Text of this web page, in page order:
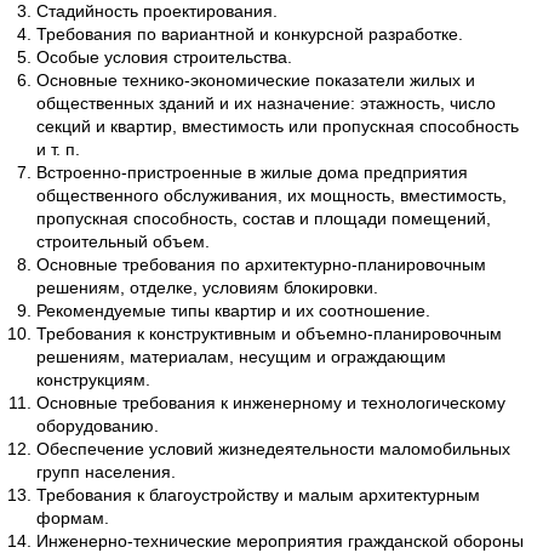
Стадийность проектирования.
Требования по вариантной и конкурсной разработке.
Особые условия строительства.
Основные технико-экономические показатели жилых и
общественных зданий и их назначение: этажность, число
секций и квартир, вместимость или пропускная способность
и т. п.
Встроенно-пристроенные в жилые дома предприятия
общественного обслуживания, их мощность, вместимость,
пропускная способность, состав и площади помещений,
строительный объем.
Основные требования по архитектурно-планировочным
решениям, отделке, условиям блокировки.
Рекомендуемые типы квартир и их соотношение.
Требования к конструктивным и объемно-планировочным
решениям, материалам, несущим и ограждающим
конструкциям.
Основные требования к инженерному и технологическому
оборудованию.
Обеспечение условий жизнедеятельности маломобильных
групп населения.
Требования к благоустройству и малым архитектурным
формам.
Инженерно-технические мероприятия гражданской обороны